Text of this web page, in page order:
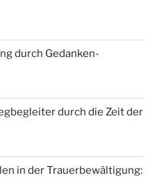
durch Gedanken-
durch die Zeit der
in der Trauerbewältigung: